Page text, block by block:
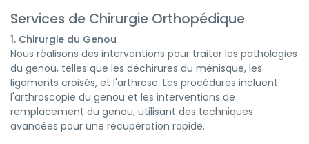
Services de Chirurgie Orthopédique
1. Chirurgie du Genou
Nous réalisons des interventions pour traiter les pathologies
du genou, telles que les déchirures du ménisque, les
ligaments croisés, et l'arthrose. Les procédures incluent
l'arthroscopie du genou et les interventions de
remplacement du genou, utilisant des techniques
avancées pour une récupération rapide.